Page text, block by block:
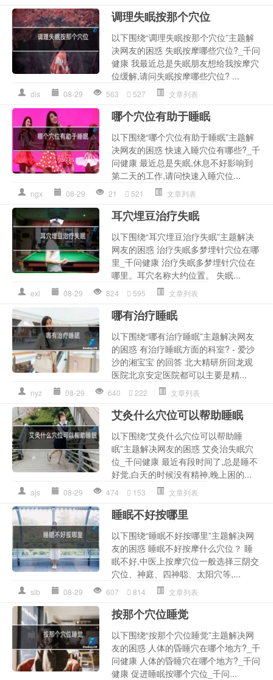
调理失眠按那个穴位
以下围绕“调理失眠按那个穴位”主题解
决网友的困惑 失眠按摩哪些穴位?_千问
健康 我最近总是失眠朋友想给我按摩穴
位缓解,请问失眠按摩哪些穴位? ...
dls 08-29 563 527 文章列表
哪个穴位有助于睡眠
以下围绕“哪个穴位有助于睡眠”主题解
决网友的困惑 快速入睡穴位有哪些?_千
问健康 最近总是失眠,休息不好影响到
第二天的工作,请问快速入睡穴位...
ngx 08-29 21 521 文章列表
耳穴埋豆治疗失眠
以下围绕“耳穴埋豆治疗失眠”主题解决
网友的困惑 治疗失眠多梦埋针穴位在哪
里_千问健康 治疗失眠多梦埋针穴位在
哪里。耳穴名称大约位置。 失眠...
exl 08-29 824 595 文章列表
哪有治疗睡眠
以下围绕“哪有治疗睡眠”主题解决网友
的困惑 有治疗睡眠方面的科室? - 爱沙
沙的湘宝宝 的回答 北大精研所回龙观
医院北京安定医院都可以主要是精...
nyz 08-29 640 222 文章列表
艾灸什么穴位可以帮助睡眠
以下围绕“艾灸什么穴位可以帮助睡
眠”主题解决网友的困惑 艾灸治失眠穴
位_千问健康 最近有段时间了,总是睡不
好觉,白天的时候没有精神,晚上困的...
ajs 08-29 474 153 文章列表
睡眠不好按哪里
以下围绕“睡眠不好按哪里”主题解决网
友的困惑 睡眠不好按摩什么穴位？ 睡
眠不好,中医上按摩穴位一般选择三阴交
穴位、神庭、四神聪、太阳穴等,...
slb 08-29 607 814 文章列表
按那个穴位睡觉
以下围绕“按那个穴位睡觉”主题解决网
友的困惑 人体的昏睡穴在哪个地方?_千
问健康 人体的昏睡穴在哪个地方?_千问
健康 促进睡眠按哪个穴位_千问...